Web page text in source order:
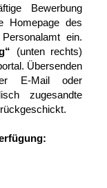
Bewerbung
Homepage des
ein.
(unten rechts)
Übersenden
E-Mail oder
zugesandte